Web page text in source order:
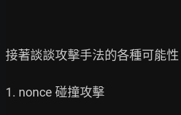
接著談談攻擊手法的各種可能性
1. nonce 碰撞攻擊